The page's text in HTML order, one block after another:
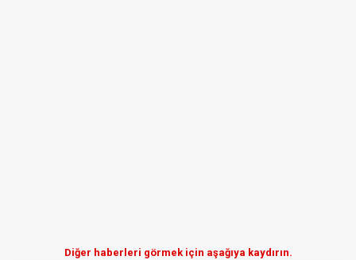
Diğer haberleri görmek için aşağıya kaydırın.